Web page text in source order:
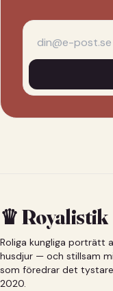
♛ Royalistik
Roliga kungliga porträtt
husdjur — och stillsam
som föredrar det
2020.